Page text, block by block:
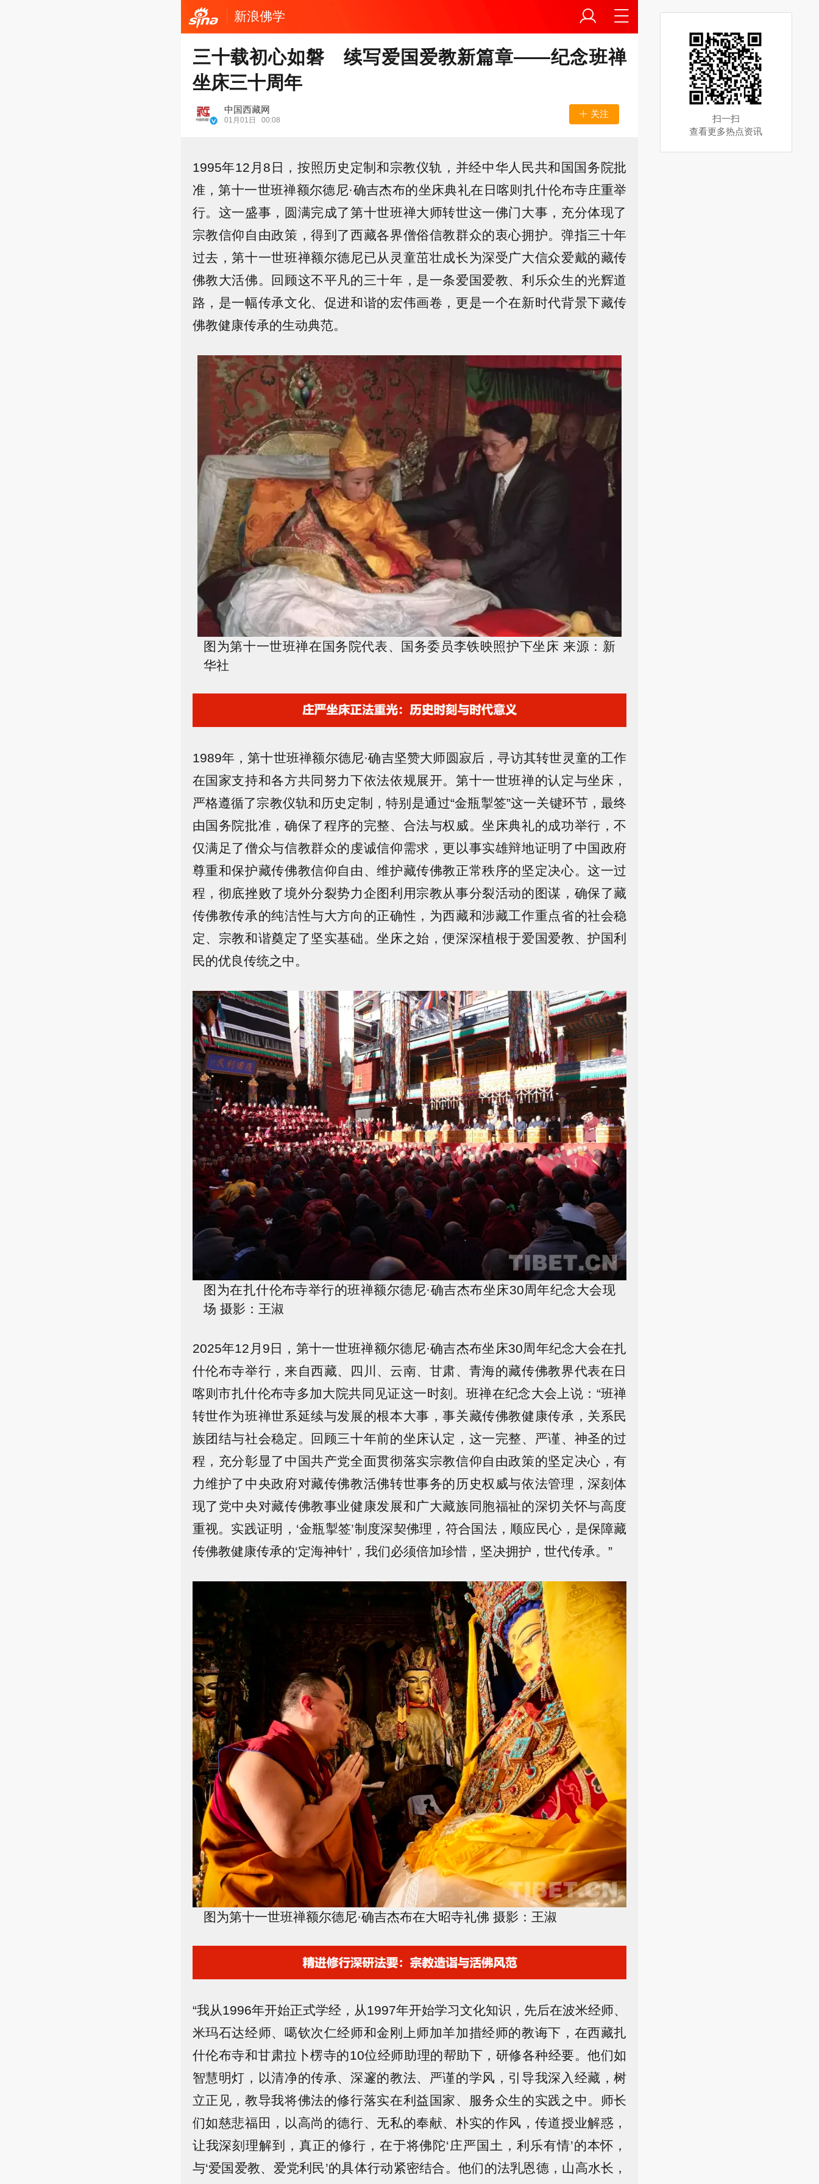
新浪佛学
三十载初心如磐 续写爱国爱教新篇章——纪念班禅
坐床三十周年
中国西藏网
01月01日 00:08
关注
1995年12月8日，按照历史定制和宗教仪轨，并经中华人民共和国国务院批
准，第十一世班禅额尔德尼·确吉杰布的坐床典礼在日喀则扎什伦布寺庄重举
行。这一盛事，圆满完成了第十世班禅大师转世这一佛门大事，充分体现了
宗教信仰自由政策，得到了西藏各界僧俗信教群众的衷心拥护。弹指三十年
过去，第十一世班禅额尔德尼已从灵童茁壮成长为深受广大信众爱戴的藏传
佛教大活佛。回顾这不平凡的三十年，是一条爱国爱教、利乐众生的光辉道
路，是一幅传承文化、促进和谐的宏伟画卷，更是一个在新时代背景下藏传
佛教健康传承的生动典范。
图为第十一世班禅在国务院代表、国务委员李铁映照护下坐床 来源：新
华社
1989年，第十世班禅额尔德尼·确吉坚赞大师圆寂后，寻访其转世灵童的工作
在国家支持和各方共同努力下依法依规展开。第十一世班禅的认定与坐床，
严格遵循了宗教仪轨和历史定制，特别是通过“金瓶掣签”这一关键环节，最终
由国务院批准，确保了程序的完整、合法与权威。坐床典礼的成功举行，不
仅满足了僧众与信教群众的虔诚信仰需求，更以事实雄辩地证明了中国政府
尊重和保护藏传佛教信仰自由、维护藏传佛教正常秩序的坚定决心。这一过
程，彻底挫败了境外分裂势力企图利用宗教从事分裂活动的图谋，确保了藏
传佛教传承的纯洁性与大方向的正确性，为西藏和涉藏工作重点省的社会稳
定、宗教和谐奠定了坚实基础。坐床之始，便深深植根于爱国爱教、护国利
民的优良传统之中。
图为在扎什伦布寺举行的班禅额尔德尼·确吉杰布坐床30周年纪念大会现
场 摄影：王淑
2025年12月9日，第十一世班禅额尔德尼·确吉杰布坐床30周年纪念大会在扎
什伦布寺举行，来自西藏、四川、云南、甘肃、青海的藏传佛教界代表在日
喀则市扎什伦布寺多加大院共同见证这一时刻。班禅在纪念大会上说：“班禅
转世作为班禅世系延续与发展的根本大事，事关藏传佛教健康传承，关系民
族团结与社会稳定。回顾三十年前的坐床认定，这一完整、严谨、神圣的过
程，充分彰显了中国共产党全面贯彻落实宗教信仰自由政策的坚定决心，有
力维护了中央政府对藏传佛教活佛转世事务的历史权威与依法管理，深刻体
现了党中央对藏传佛教事业健康发展和广大藏族同胞福祉的深切关怀与高度
重视。实践证明，‘金瓶掣签’制度深契佛理，符合国法，顺应民心，是保障藏
传佛教健康传承的‘定海神针’，我们必须倍加珍惜，坚决拥护，世代传承。”
图为第十一世班禅额尔德尼·确吉杰布在大昭寺礼佛 摄影：王淑
“我从1996年开始正式学经，从1997年开始学习文化知识，先后在波米经师、
米玛石达经师、噶钦次仁经师和金刚上师加羊加措经师的教诲下，在西藏扎
什伦布寺和甘肃拉卜楞寺的10位经师助理的帮助下，研修各种经要。他们如
智慧明灯，以清净的传承、深邃的教法、严谨的学风，引导我深入经藏，树
立正见，教导我将佛法的修行落实在利益国家、服务众生的实践之中。师长
们如慈悲福田，以高尚的德行、无私的奉献、朴实的作风，传道授业解惑，
让我深刻理解到，真正的修行，在于将佛陀‘庄严国土，利乐有情’的本怀，
与‘爱国爱教、爱党利民’的具体行动紧密结合。他们的法乳恩德，山高水长，
扫一扫
查看更多热点资讯